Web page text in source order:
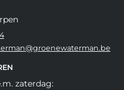
zaterdag: